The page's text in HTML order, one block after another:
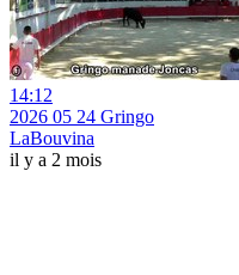
14:12
2026 05 24 Gringo
LaBouvina
il y a 2 mois